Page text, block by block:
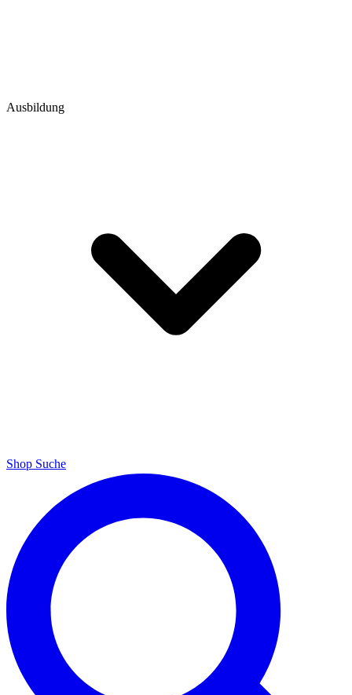
Ausbildung
Shop Suche